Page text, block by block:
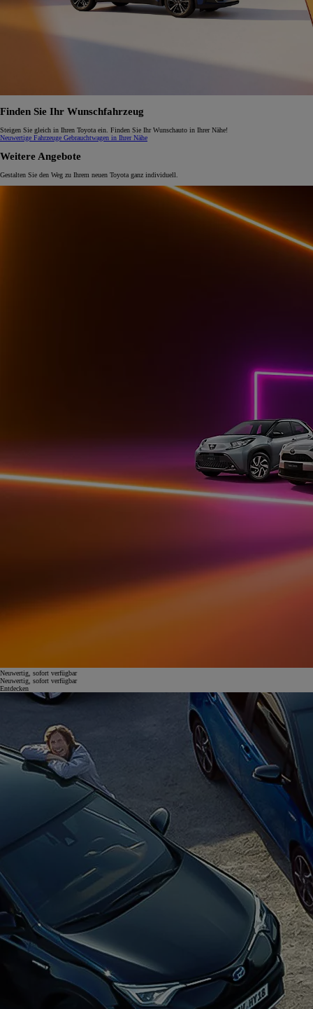
Finden Sie Ihr Wunschfahrzeug
Steigen Sie gleich in Ihren Toyota ein. Finden Sie Ihr Wunschauto in Ihrer Nähe!
Neuwertige Fahrzeuge Gebrauchtwagen in Ihrer Nähe
Weitere Angebote
Gestalten Sie den Weg zu Ihrem neuen Toyota ganz individuell.
Neuwertig, sofort verfügbar
Neuwertig, sofort verfügbar
Entdecken